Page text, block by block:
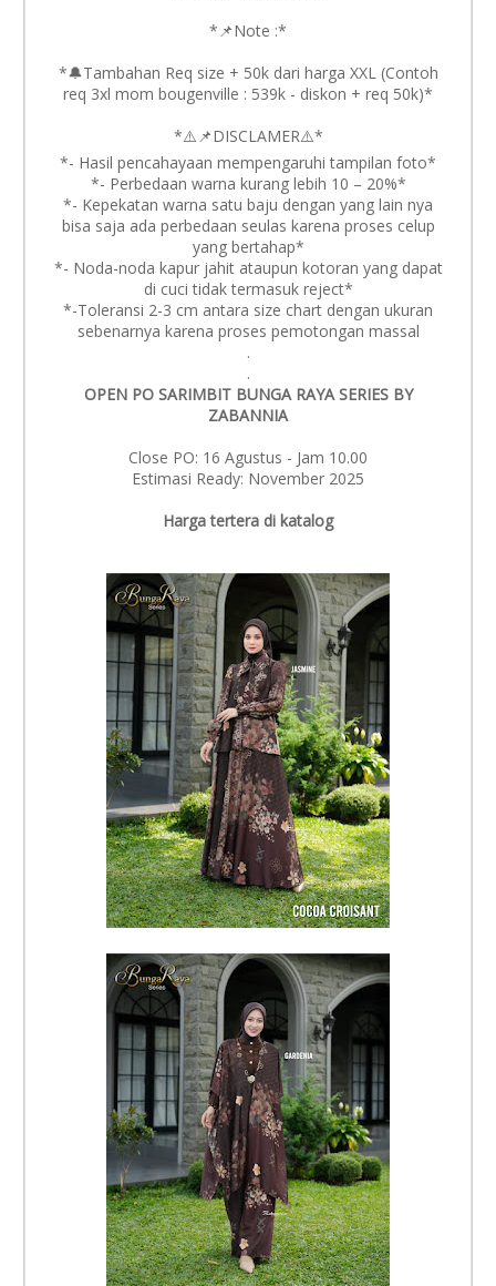
*📌Note :*
*🔔Tambahan Req size + 50k dari harga XXL (Contoh
req 3xl mom bougenville : 539k - diskon + req 50k)*
*⚠️📌DISCLAMER⚠️*
*- Hasil pencahayaan mempengaruhi tampilan foto*
*- Perbedaan warna kurang lebih 10 – 20%*
*- Kepekatan warna satu baju dengan yang lain nya
bisa saja ada perbedaan seulas karena proses celup
yang bertahap*
*- Noda-noda kapur jahit ataupun kotoran yang dapat
di cuci tidak termasuk reject*
*-Toleransi 2-3 cm antara size chart dengan ukuran
sebenarnya karena proses pemotongan massal
.
.
OPEN PO SARIMBIT BUNGA RAYA SERIES BY
ZABANNIA
Close PO: 16 Agustus - Jam 10.00
Estimasi Ready: November 2025
Harga tertera di katalog